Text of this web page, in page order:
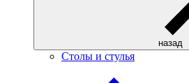
назад
Столы и стулья